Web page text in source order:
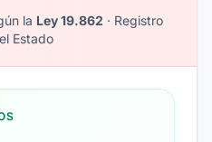
la Ley 19.862 · Registro
Estado